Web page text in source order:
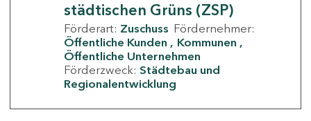
städtischen Grüns (ZSP)
Förderart: Zuschuss Fördernehmer:
Öffentliche Kunden
Kommunen
Öffentliche Unternehmen
Förderzweck: Städtebau und
Regionalentwicklung